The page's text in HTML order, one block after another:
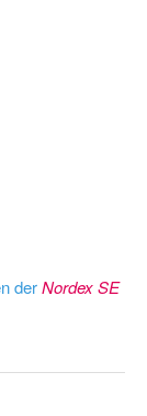
derNordex SE